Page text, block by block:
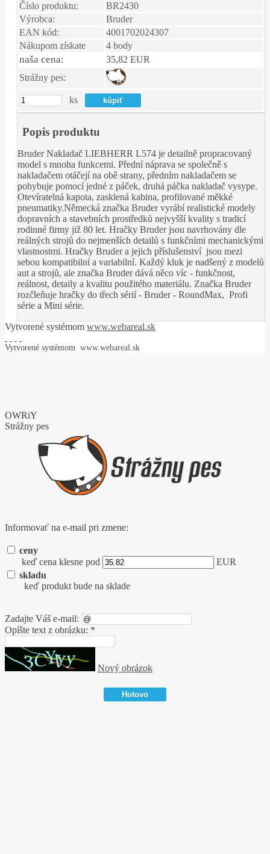
Číslo produktu:
BR2430
Výrobca:
Bruder
EAN kód:
4001702024307
Nákupom získate
4 body
naša cena:
35,82 EUR
Strážny pes:
ks
Popis produktu
Bruder Nakladač LIEBHERR L574 je detailně propracovaný
model s mnoha funkcemi. Přední náprava se společně s
nakladačem otáčejí na obě strany, předním nakladačem se
pohybuje pomocí jedné z páček, druhá páčka nakladač vysype.
Otevíratelná kapota, zasklená kabina, profilované měkké
pneumatiky.Německá značka Bruder vyrábí realistické modely
dopravních a stavebních prostředků nejvyšší kvality s tradicí
rodinné firmy již 80 let. Hračky Bruder jsou navrhovány dle
reálných strojů do nejmenších detailů s funkčními mechanickými
vlastnostmi. Hračky Bruder a jejich příslušenství jsou mezi
sebou kompatibilní a variabilní. Každý kluk je nadšený z modelů
aut a strojů, ale značka Bruder dává něco víc - funkčnost,
reálnost, detaily a kvalitu použitého materiálu. Značka Bruder
rozčleňuje hračky do třech sérií - Bruder - RoundMax, Profi
série a Mini série.
Vytvorené systémom www.webareal.sk
Vytvorené systémom www.webareal.sk
OWRiY
Strážny pes
Informovať na e-mail pri zmene:
ceny
keď cena klesne pod
EUR
skladu
keď produkt bude na sklade
Zadajte Váš e-mail:
Opíšte text z obrázku: *
Nový obrázok